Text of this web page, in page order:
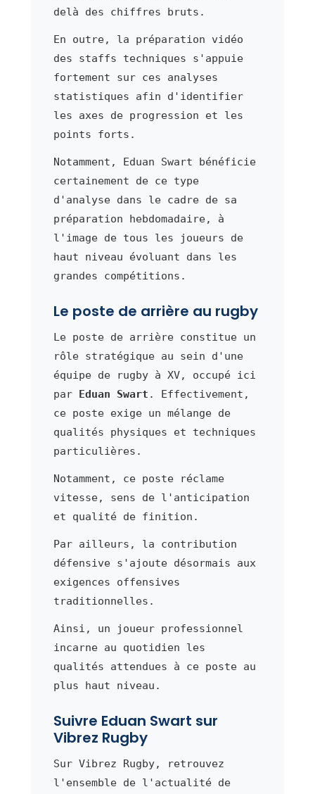
delà des chiffres bruts.
En outre, la préparation vidéo
des staffs techniques s'appuie
fortement sur ces analyses
statistiques afin d'identifier
les axes de progression et les
points forts.
Notamment, Eduan Swart bénéficie
certainement de ce type
d'analyse dans le cadre de sa
préparation hebdomadaire, à
l'image de tous les joueurs de
haut niveau évoluant dans les
grandes compétitions.
Le poste de arrière au rugby
Le poste de arrière constitue un
rôle stratégique au sein d'une
équipe de rugby à XV, occupé ici
par Eduan Swart . Effectivement,
ce poste exige un mélange de
qualités physiques et techniques
particulières.
Notamment, ce poste réclame
vitesse, sens de l'anticipation
et qualité de finition.
Par ailleurs, la contribution
défensive s'ajoute désormais aux
exigences offensives
traditionnelles.
Ainsi, un joueur professionnel
incarne au quotidien les
qualités attendues à ce poste au
plus haut niveau.
Suivre Eduan Swart sur
Vibrez Rugby
Sur Vibrez Rugby, retrouvez
l'ensemble de l'actualité de